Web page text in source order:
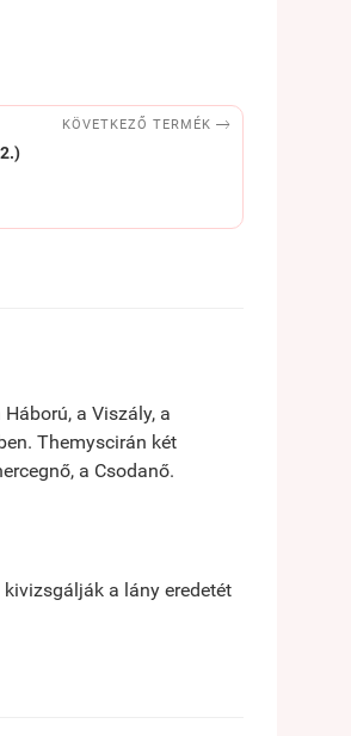
KÖVETKEZŐ TERMÉK 
a Viszály, a
Themyscirán két
a Csodanő.
a lány eredetét